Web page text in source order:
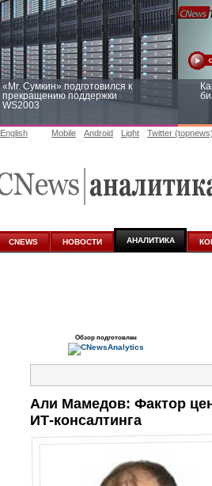
«Mr. Сумкин» подготовился к
прекращению поддержки
WS2003
аналитике
English Mobile Android Light Twitter (topnews)
CNEWS НОВОСТИ АНАЛИТИКА
Обзор подготовлен
Али Мамедов: Фактор
ИТ-консалтинга